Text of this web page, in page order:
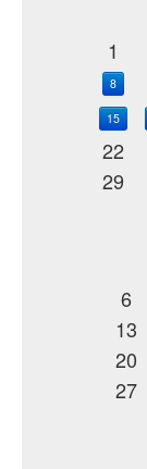
1
8
15
22
29
6
13
20
27